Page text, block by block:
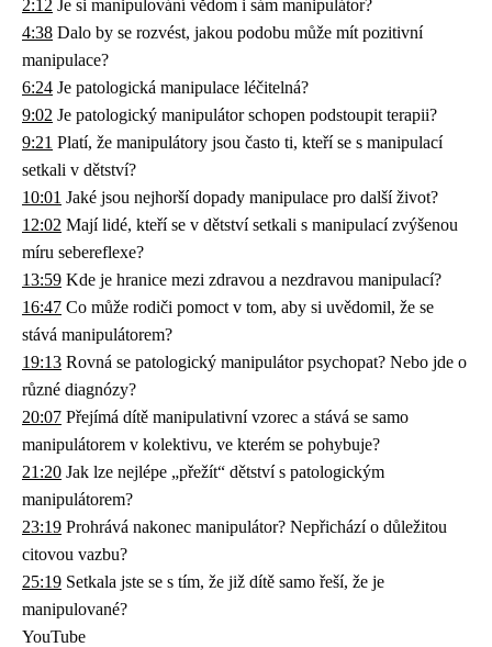
2:12 Je si manipulování vědom i sám manipulátor?
4:38 Dalo by se rozvést, jakou podobu může mít pozitivní
manipulace?
6:24 Je patologická manipulace léčitelná?
9:02 Je patologický manipulátor schopen podstoupit terapii?
9:21 Platí, že manipulátory jsou často ti, kteří se s manipulací
setkali v dětství?
10:01 Jaké jsou nejhorší dopady manipulace pro další život?
12:02 Mají lidé, kteří se v dětství setkali s manipulací zvýšenou
míru sebereflexe?
13:59 Kde je hranice mezi zdravou a nezdravou manipulací?
16:47 Co může rodiči pomoct v tom, aby si uvědomil, že se
stává manipulátorem?
19:13 Rovná se patologický manipulátor psychopat? Nebo jde o
různé diagnózy?
20:07 Přejímá dítě manipulativní vzorec a stává se samo
manipulátorem v kolektivu, ve kterém se pohybuje?
21:20 Jak lze nejlépe „přežít“ dětství s patologickým
manipulátorem?
23:19 Prohrává nakonec manipulátor? Nepřichází o důležitou
citovou vazbu?
25:19 Setkala jste se s tím, že již dítě samo řeší, že je
manipulované?
YouTube